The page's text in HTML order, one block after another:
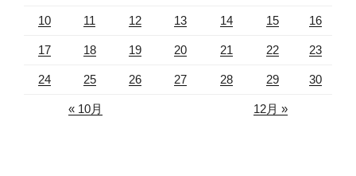
10 11 12 13 14 15 16
17 18 19 20 21 22 23
24 25 26 27 28 29 30
« 10月 12月 »